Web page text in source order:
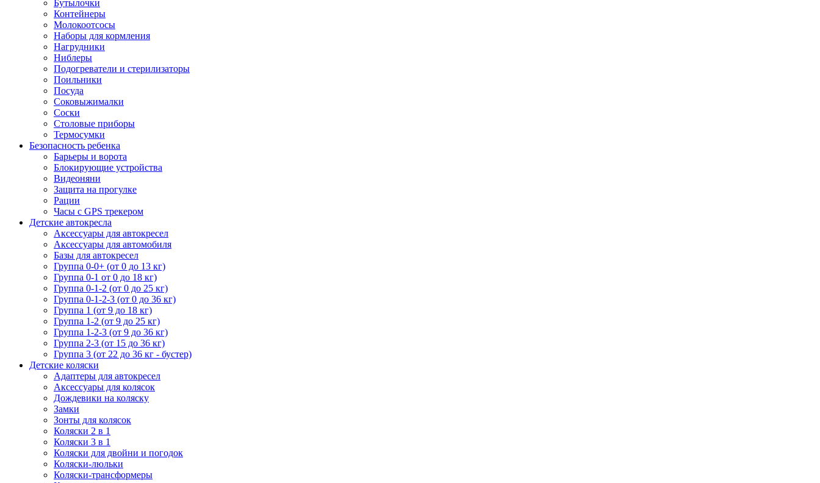
Бутылочки
Контейнеры
Молокоотсосы
Наборы для кормления
Нагрудники
Ниблеры
Подогреватели и стерилизаторы
Поильники
Посуда
Соковыжималки
Соски
Столовые приборы
Термосумки
Безопасность ребенка
Барьеры и ворота
Блокирующие устройства
Видеоняни
Защита на прогулке
Рации
Часы с GPS трекером
Детские автокресла
Аксессуары для автокресел
Аксессуары для автомобиля
Базы для автокресел
Группа 0-0+ (от 0 до 13 кг)
Группа 0-1 от 0 до 18 кг)
Группа 0-1-2 (от 0 до 25 кг)
Группа 0-1-2-3 (от 0 до 36 кг)
Группа 1 (от 9 до 18 кг)
Группа 1-2 (от 9 до 25 кг)
Группа 1-2-3 (от 9 до 36 кг)
Группа 2-3 (от 15 до 36 кг)
Группа 3 (от 22 до 36 кг - бустер)
Детские коляски
Адаптеры для автокресел
Аксессуары для колясок
Дождевики на коляску
Замки
Зонты для колясок
Коляски 2 в 1
Коляски 3 в 1
Коляски для двойни и погодок
Коляски-люльки
Коляски-трансформеры